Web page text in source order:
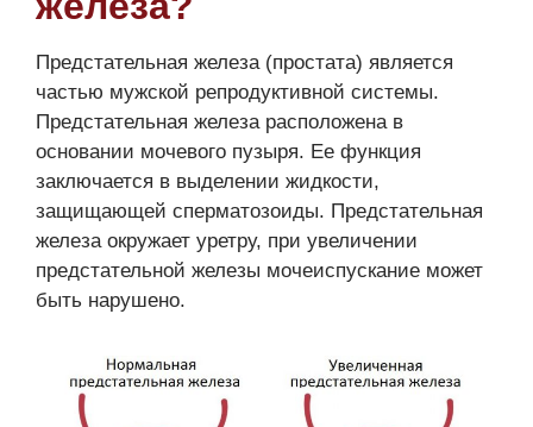
Предстательная железа (простата) является
частью мужской репродуктивной системы.
Предстательная железа расположена в
основании мочевого пузыря. Ее функция
заключается в выделении жидкости,
защищающей сперматозоиды. Предстательная
железа окружает уретру, при увеличении
предстательной железы мочеиспускание может
быть нарушено.